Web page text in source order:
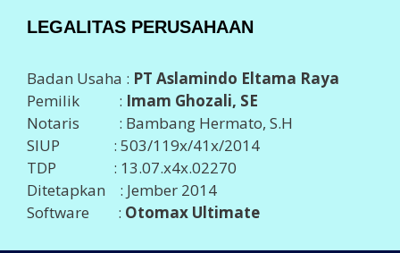
LEGALITAS PERUSAHAAN
Badan Usaha : PT Aslamindo Eltama Raya
Pemilik : Imam Ghozali, SE
Notaris : Bambang Hermato, S.H
SIUP : 503/119x/41x/2014
TDP : 13.07.x4x.02270
Ditetapkan : Jember 2014
Software : Otomax Ultimate